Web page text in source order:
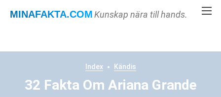
MINAFAKTA.COMKunskap nära till hands.
Index Kändis
32 Fakta Om Ariana Grande